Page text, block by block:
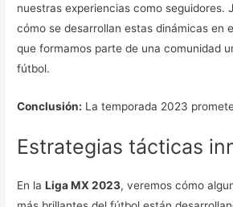
nuestras experiencias como seguidores.
cómo se desarrollan estas dinámicas en
que formamos parte de una comunidad
fútbol.
Conclusión: La temporada 2023
Estrategias tácticas
En laLiga MX 2023, veremos cómo